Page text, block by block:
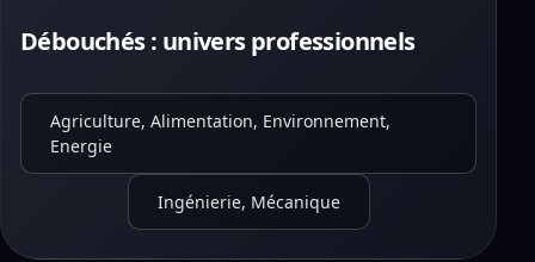
Débouchés : univers professionnels
Agriculture, Alimentation, Environnement,
Energie
Ingénierie, Mécanique